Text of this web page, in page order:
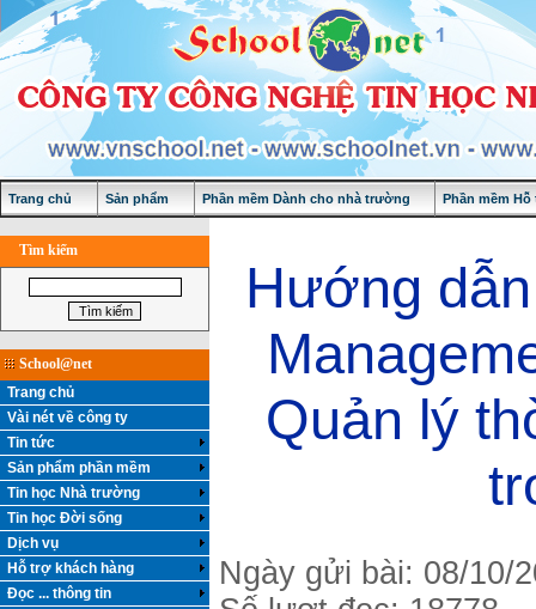
Trang chủ Sản phẩm Phần mềm Dành cho nhà trường Phần mềm
Tìm kiếm
School@net
Trang chủ
Vài nét về công ty
Tin tức
Sản phẩm phần mềm
Tin học Nhà trường
Tin học Đời sống
Dịch vụ
Hỗ trợ khách hàng
Đọc ... thông tin
Hướng
Quản lý
Ngày gửi bài: 08/10/